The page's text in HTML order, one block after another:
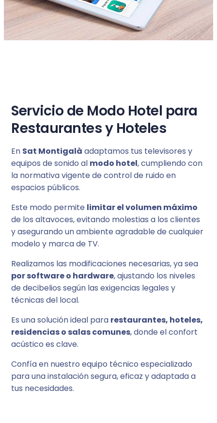
Servicio de Modo Hotel para
Restaurantes y Hoteles
En Sat Montigalà adaptamos tus televisores y
equipos de sonido al modo hotel, cumpliendo con
la normativa vigente de control de ruido en
espacios públicos.
Este modo permite limitar el volumen máximo
de los altavoces, evitando molestias a los clientes
y asegurando un ambiente agradable de cualquier
modelo y marca de TV.
Realizamos las modificaciones necesarias, ya sea
por software o hardware, ajustando los niveles
de decibelios según las exigencias legales y
técnicas del local.
Es una solución ideal para restaurantes, hoteles,
residencias o salas comunes, donde el confort
acústico es clave.
Confía en nuestro equipo técnico especializado
para una instalación segura, eficaz y adaptada a
tus necesidades.